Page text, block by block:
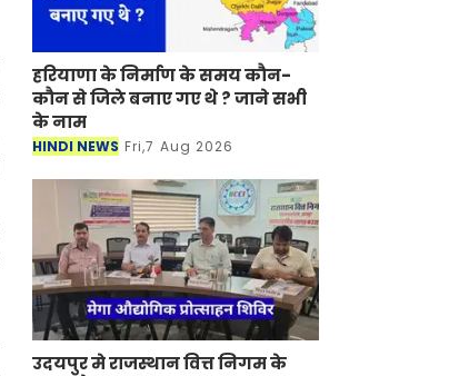
हरियाणा के निर्माण के समय कौन-
कौन से जिले बनाए गए थे ? जाने सभी
के नाम
HINDI NEWS Fri,7 Aug 2026
उदयपुर मे राजस्थान वित्त निगम के